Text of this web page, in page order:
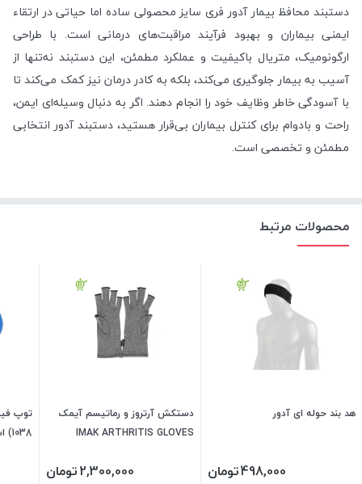
دستبند محافظ بیمار آدور فری سایز محصولی ساده اما حیاتی در ارتقاء
ایمنی بیماران و بهبود فرآیند مراقبت‌های درمانی است. با طراحی
ارگونومیک، متریال باکیفیت و عملکرد مطمئن، این دستبند نه‌تنها از
آسیب به بیمار جلوگیری می‌کند، بلکه به کادر درمان نیز کمک می‌کند تا
با آسودگی خاطر وظایف خود را انجام دهند. اگر به دنبال وسیله‌ای ایمن،
راحت و بادوام برای کنترل بیماران بی‌قرار هستید، دستبند آدور انتخابی
مطمئن و تخصصی است.
محصولات مرتبط
هد بند حوله ای آدور
498,000تومان
دستکش آرتروز و رماتیسم آیمک
IMAK ARTHRITIS GLOVES
2,300,000تومان
توپ